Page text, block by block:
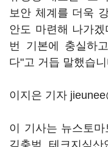
보안 체계를 더욱
안도 마련해 나가
번 기본에 충실하
다"고 거듭 말했습
이지은 기자
이 기사는 뉴스토
김충범 테크지식산